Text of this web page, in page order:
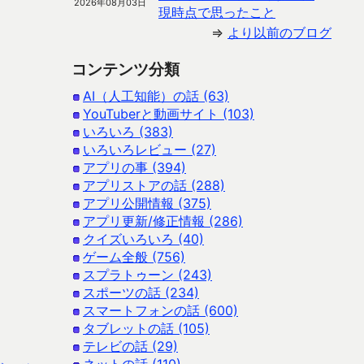
2026年08月03日
現時点で思ったこと
⇒ より以前のブログ
コンテンツ分類
AI（人工知能）の話 (63)
YouTuberと動画サイト (103)
いろいろ (383)
いろいろレビュー (27)
アプリの事 (394)
アプリストアの話 (288)
アプリ公開情報 (375)
アプリ更新/修正情報 (286)
クイズいろいろ (40)
ゲーム全般 (756)
スプラトゥーン (243)
スポーツの話 (234)
スマートフォンの話 (600)
タブレットの話 (105)
テレビの話 (29)